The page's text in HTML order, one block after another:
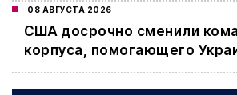
08 АВГУСТА 2026
США досрочно сменили
корпуса, помогающего